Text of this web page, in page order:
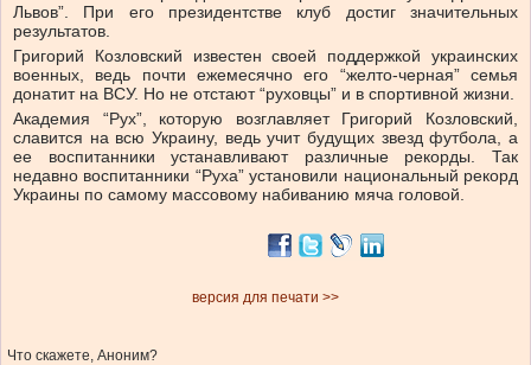
Львов”. При его президентстве клуб достиг значительных
результатов.
Григорий Козловский известен своей поддержкой украинских
военных, ведь почти ежемесячно его “желто-черная” семья
донатит на ВСУ. Но не отстают “руховцы” и в спортивной жизни.
Академия “Рух”, которую возглавляет Григорий Козловский,
славится на всю Украину, ведь учит будущих звезд футбола, а
ее воспитанники устанавливают различные рекорды. Так
недавно воспитанники “Руха” установили национальный рекорд
Украины по самому массовому набиванию мяча головой.
версия для печати >>
Что скажете, Аноним?